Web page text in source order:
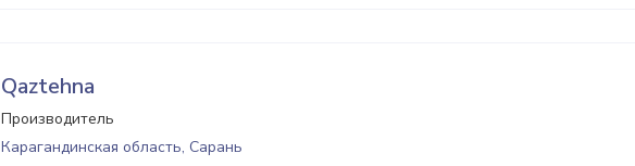
Qaztehna
Производитель
Карагандинская область, Сарань